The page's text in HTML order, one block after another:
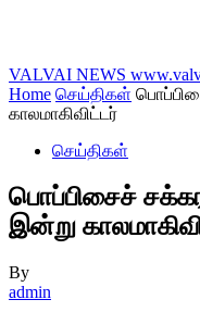
VALVAI NEWS
Home செய்திகள்
காலமாகிவிட்டர்
செய்திகள்
பொப்பிசைச்
இன்று
By
admin